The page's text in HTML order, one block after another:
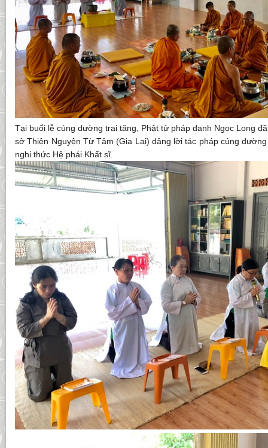
Tại buổi lễ cúng dường trai tăng, Phật tử pháp danh Ngọc Long
sở Thiện Nguyện Từ Tâm (Gia Lai) dâng lời tác pháp cúng
nghi thức Hệ phái Khất sĩ.